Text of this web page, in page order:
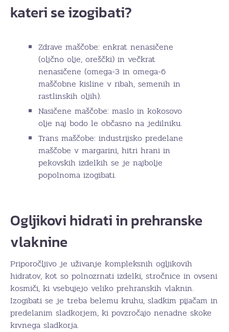
kateri se izogibati?
Zdrave maščobe: enkrat nenasičene
(oljčno olje, oreščki) in večkrat
nenasičene (omega-3 in omega-6
maščobne kisline v ribah, semenih in
rastlinskih oljih).
Nasičene maščobe: maslo in kokosovo
olje naj bodo le občasno na jedilniku.
Trans maščobe: industrijsko predelane
maščobe v margarini, hitri hrani in
pekovskih izdelkih se je najbolje
popolnoma izogibati.
Ogljikovi hidrati in prehranske
vlaknine
Priporočljivo je uživanje kompleksnih ogljikovih
hidratov, kot so polnozrnati izdelki, stročnice in ovseni
kosmiči, ki vsebujejo veliko prehranskih vlaknin.
Izogibati se je treba belemu kruhu, sladkim pijačam in
predelanim sladkorjem, ki povzročajo nenadne skoke
krvnega sladkorja.